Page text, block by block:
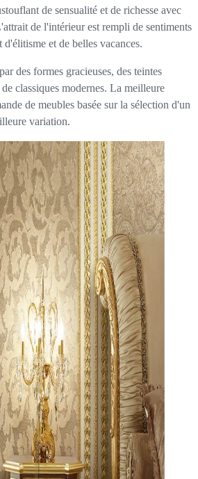
de sensualité et de richesse avec
de l'intérieur est rempli de sentiments
d'élitisme et de belles vacances.
des formes gracieuses, des teintes
classiques modernes. La meilleure
de meubles basée sur la sélection d'un
variation.